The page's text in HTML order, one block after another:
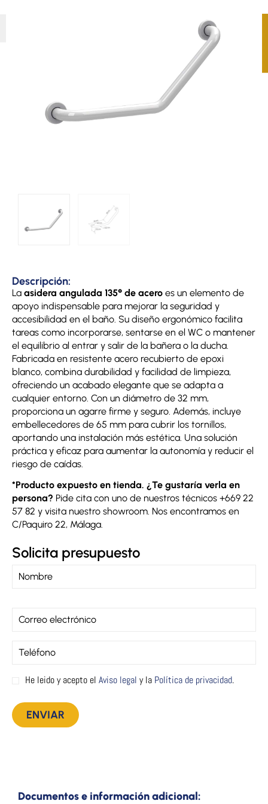
Descripción:
La asidera angulada 135° de acero es un elemento de
apoyo indispensable para mejorar la seguridad y
accesibilidad en el baño. Su diseño ergonómico facilita
tareas como incorporarse, sentarse en el WC o mantener
el equilibrio al entrar y salir de la bañera o la ducha.
Fabricada en resistente acero recubierto de epoxi
blanco, combina durabilidad y facilidad de limpieza,
ofreciendo un acabado elegante que se adapta a
cualquier entorno. Con un diámetro de 32 mm,
proporciona un agarre firme y seguro. Además, incluye
embellecedores de 65 mm para cubrir los tornillos,
aportando una instalación más estética. Una solución
práctica y eficaz para aumentar la autonomía y reducir el
riesgo de caídas.
*Producto expuesto en tienda. ¿Te gustaría verla en
persona? Pide cita con uno de nuestros técnicos +669 22
57 82 y visita nuestro showroom. Nos encontramos en
C/Paquiro 22, Málaga.
Solicita presupuesto
He leido y acepto el Aviso legal y la Política de privacidad.
Documentos e información adicional: